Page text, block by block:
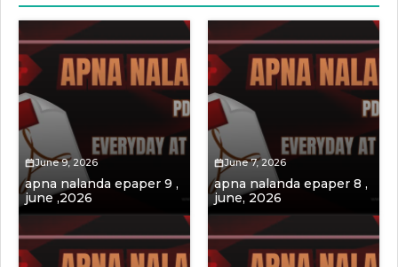
June 9, 2026
apna nalanda epaper 9 ,
june ,2026
June 7, 2026
apna nalanda epaper 8 ,
june, 2026